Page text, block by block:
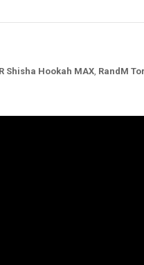
Shisha Hookah MAX, RandM